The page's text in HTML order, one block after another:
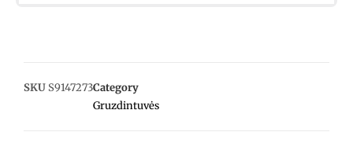
SKU S9147273Category
Gruzdintuvės